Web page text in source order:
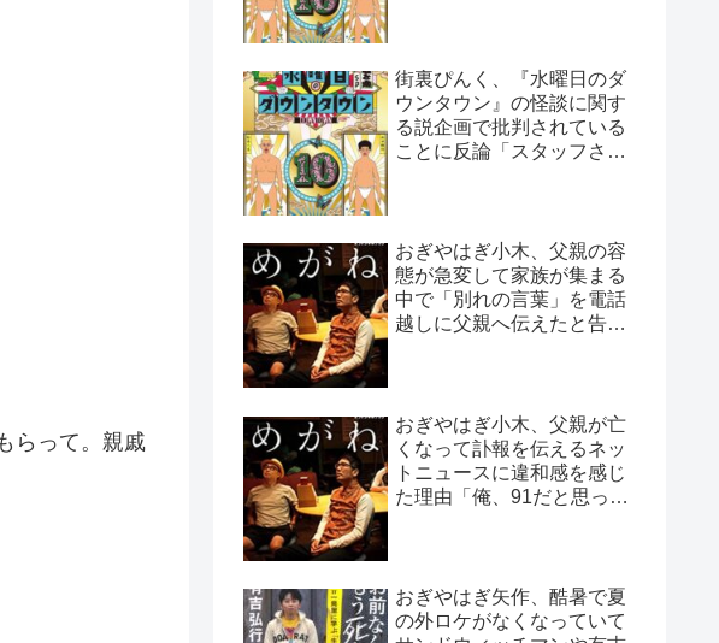
らって。親戚
街裏ぴんく、『水曜日のダ
ウンタウン』の怪談に関す
る説企画で批判されている
ことに反論「スタッフさん
おぎやはぎ小木、父親の容
態が急変して家族が集まる
中で「別れの言葉」を電話
越しに父親へ伝えたと告白
おぎやはぎ小木、父親が亡
くなって訃報を伝えるネッ
トニュースに違和感を感じ
た理由「俺、91だと思って
おぎやはぎ矢作、酷暑で夏
の外ロケがなくなっていて